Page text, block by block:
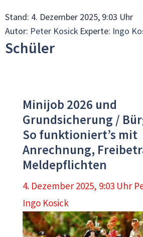
Stand: 4. Dezember 2025, 9:03 Uhr
Autor: Peter Kosick Experte: Ingo
Schüler
Minijob 2026 und
Grundsicherung /
So funktioniert’s mit
Anrechnung,
Meldepflichten
4. Dezember 2025, 9:03 Uhr
Ingo Kosick